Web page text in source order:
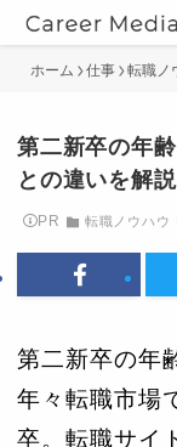
ホーム 仕事 転職ノ
第二新卒の年
との違いを解説
PR 転職ノウハウ
第二新卒の年
年々転職市場
卒。転職サイ